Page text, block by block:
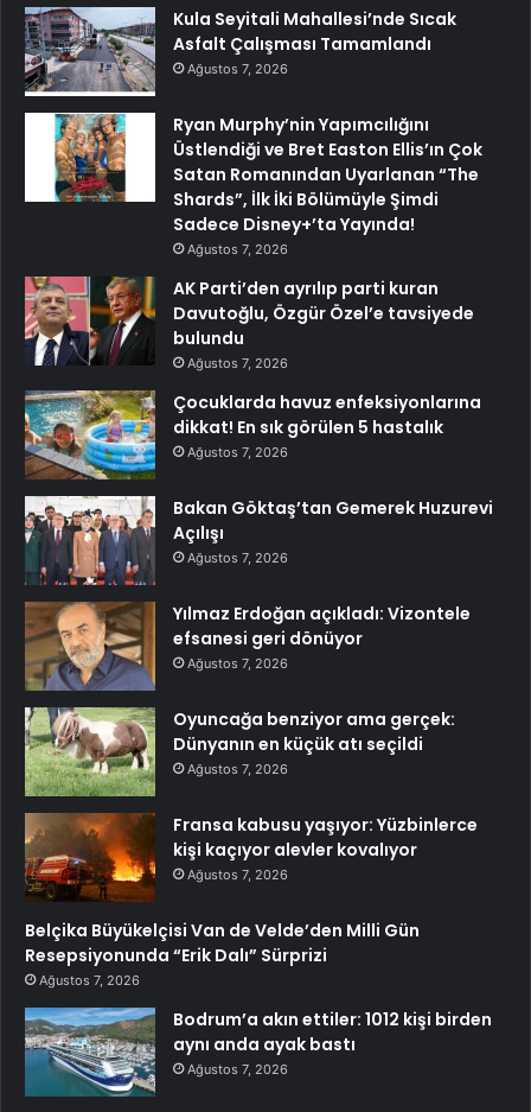
Kula Seyitali Mahallesi’nde Sıcak
Asfalt Çalışması Tamamlandı
Ağustos 7, 2026
Ryan Murphy’nin Yapımcılığını
Üstlendiği ve Bret Easton Ellis’ın Çok
Satan Romanından Uyarlanan “The
Shards”, İlk İki Bölümüyle Şimdi
Sadece Disney+’ta Yayında!
Ağustos 7, 2026
AK Parti’den ayrılıp parti kuran
Davutoğlu, Özgür Özel’e tavsiyede
bulundu
Ağustos 7, 2026
Çocuklarda havuz enfeksiyonlarına
dikkat! En sık görülen 5 hastalık
Ağustos 7, 2026
Bakan Göktaş’tan Gemerek Huzurevi
Açılışı
Ağustos 7, 2026
Yılmaz Erdoğan açıkladı: Vizontele
efsanesi geri dönüyor
Ağustos 7, 2026
Oyuncağa benziyor ama gerçek:
Dünyanın en küçük atı seçildi
Ağustos 7, 2026
Fransa kabusu yaşıyor: Yüzbinlerce
kişi kaçıyor alevler kovalıyor
Ağustos 7, 2026
Belçika Büyükelçisi Van de Velde’den Milli Gün
Resepsiyonunda “Erik Dalı” Sürprizi
Ağustos 7, 2026
Bodrum’a akın ettiler: 1012 kişi birden
aynı anda ayak bastı
Ağustos 7, 2026